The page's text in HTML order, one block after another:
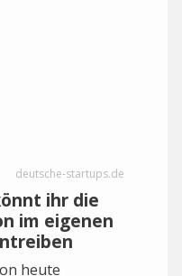
deutsche-startups.de
ihr die
im eigenen
heute